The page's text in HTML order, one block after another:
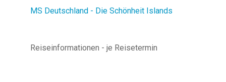
MS Deutschland - Die Schönheit Islands
Reiseinformationen - je Reisetermin